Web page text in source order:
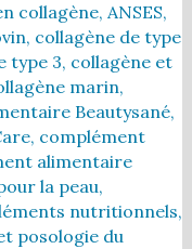
collagène, ANSES,
, collagène de type
type 3, collagène et
marin,
Beautysané,
, complément
alimentaire
la peau,
nutritionnels,
posologie du